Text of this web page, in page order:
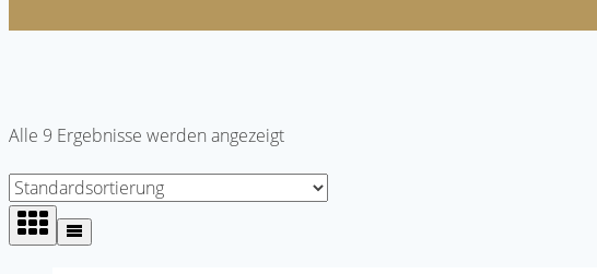
Alle 9 Ergebnisse werden angezeigt